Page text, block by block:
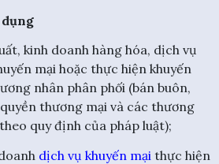
kinh doanh hàng hóa, dịch vụ
mại hoặc thực hiện khuyến
nhân phân phối (bán buôn,
thương mại và các thương
quy định của pháp luật);
dịch vụ khuyến mại thực hiện